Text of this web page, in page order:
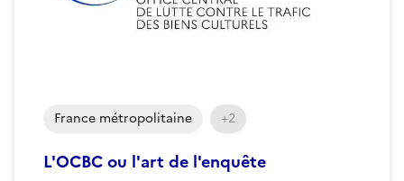
L'OCBC ou l'art de l'enquête
France métropolitaine +2